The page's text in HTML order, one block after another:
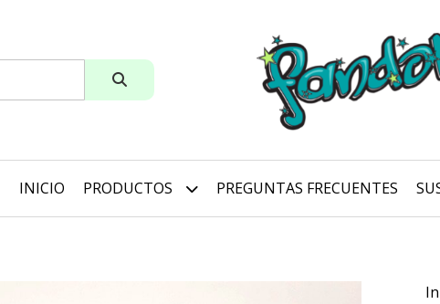
INICIO PRODUCTOS PREGUNTAS FRECUENTES